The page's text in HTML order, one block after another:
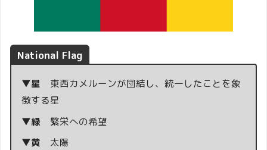
National Flag
▼星 東西カメルーンが団結し、統一したことを象
徴する星
▼緑 繁栄への希望
▼黄 太陽